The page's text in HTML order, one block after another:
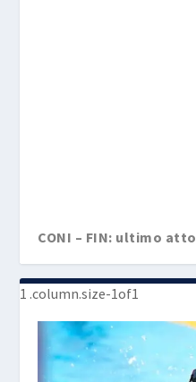
CONI – FIN: ultimo atto